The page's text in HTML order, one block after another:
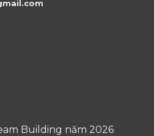
Building năm 2026